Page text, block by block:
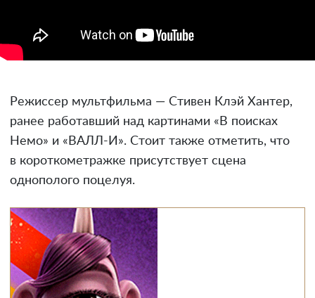
Режиссер мультфильма — Стивен Клэй Хантер,
ранее работавший над картинами «В поисках
Немо» и «ВАЛЛ-И». Стоит также отметить, что
в короткометражке присутствует сцена
однополого поцелуя.